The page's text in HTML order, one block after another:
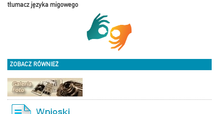
tłumacz języka migowego
ZOBACZ RÓWNIEŻ